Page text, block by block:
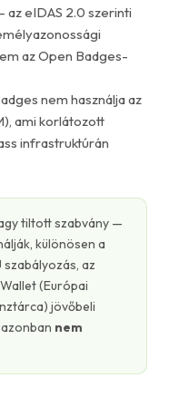
az eIDAS 2.0 szerinti
az Open Badges-
nem használja az
ami korlátozott
infrastruktúrán
tiltott szabvány —
különösen a
az
(Európai
jövőbeli
nem